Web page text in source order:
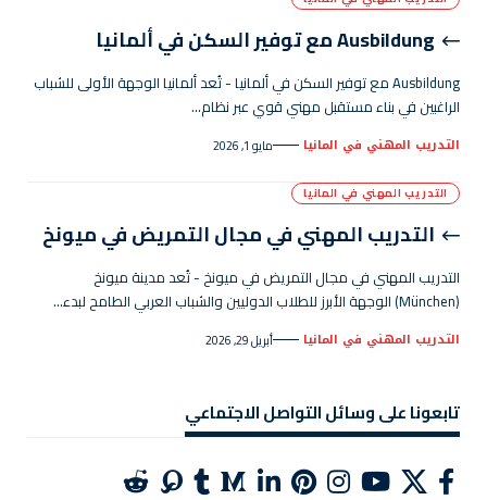
Ausbildung مع توفير السكن في ألمانيا
Ausbildung مع توفير السكن في ألمانيا - تُعد ألمانيا الوجهة الأولى للشباب
الراغبين في بناء مستقبل مهني قوي عبر نظام…
التدريب المهني في المانيا مايو 1, 2026
التدريب المهني في المانيا
التدريب المهني في مجال التمريض في ميونخ
التدريب المهني في مجال التمريض في ميونخ - تُعد مدينة ميونخ
(München) الوجهة الأبرز للطلاب الدوليين والشباب العربي الطامح لبدء…
التدريب المهني في المانيا أبريل 29, 2026
تابعونا على وسائل التواصل الاجتماعي